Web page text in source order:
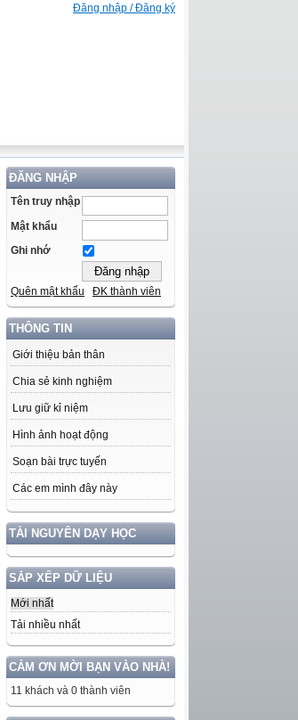
Đăng nhập / Đăng ký
ĐĂNG NHẬP
Tên truy nhập
Mật khẩu
Ghi nhớ
Quên mật khẩu ĐK thành viên
THÔNG TIN
Giới thiệu bản thân
Chia sẻ kinh nghiệm
Lưu giữ kỉ niệm
Hình ảnh hoạt động
Soạn bài trực tuyến
Các em mình đây này
TÀI NGUYÊN DẠY HỌC
SẮP XẾP DỮ LIỆU
Mới nhất
Tải nhiều nhất
CẢM ƠN MỜI BẠN VÀO NHÀ!
11 khách và 0 thành viên